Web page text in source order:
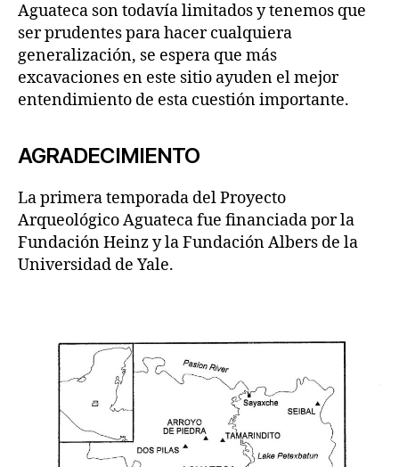
Aguateca son todavía limitados y tenemos que
ser prudentes para hacer cualquiera
generalización, se espera que más
excavaciones en este sitio ayuden el mejor
entendimiento de esta cuestión importante.
AGRADECIMIENTO
La primera temporada del Proyecto
Arqueológico Aguateca fue financiada por la
Fundación Heinz y la Fundación Albers de la
Universidad de Yale.